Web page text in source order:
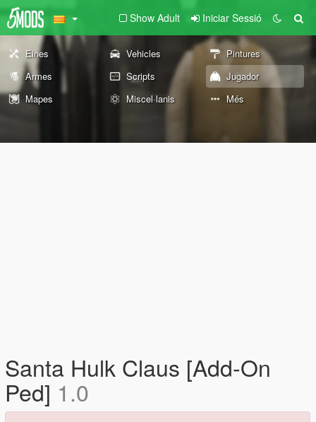
Show Adult Iniciar Sessió
Eines Vehicles
Pintures
Armes
Scripts
Jugador
Mapes
Miscel·lanis Més
Santa Hulk Claus [Add-On
Ped] 1.0